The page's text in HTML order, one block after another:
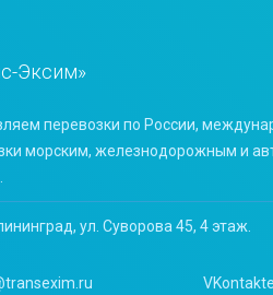
Эксим»
перевозки по России,
морским, железнодорожным и
ул. Суворова 45, 4 этаж.